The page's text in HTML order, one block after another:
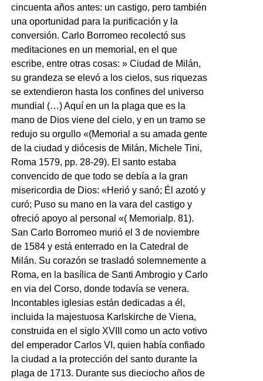
cincuenta años antes: un castigo, pero también
una oportunidad para la purificación y la
conversión. Carlo Borromeo recolectó sus
meditaciones en un memorial, en el que
escribe, entre otras cosas: » Ciudad de Milán,
su grandeza se elevó a los cielos, sus riquezas
se extendieron hasta los confines del universo
mundial (…) Aquí en un la plaga que es la
mano de Dios viene del cielo, y en un tramo se
redujo su orgullo «(Memorial a su amada gente
de la ciudad y diócesis de Milán, Michele Tini,
Roma 1579, pp. 28-29). El santo estaba
convencido de que todo se debía a la gran
misericordia de Dios: «Herió y sanó; Él azotó y
curó; Puso su mano en la vara del castigo y
ofreció apoyo al personal «( Memorialp. 81).
San Carlo Borromeo murió el 3 de noviembre
de 1584 y está enterrado en la Catedral de
Milán. Su corazón se trasladó solemnemente a
Roma, en la basílica de Santi Ambrogio y Carlo
en via del Corso, donde todavía se venera.
Incontables iglesias están dedicadas a él,
incluida la majestuosa Karlskirche de Viena,
construida en el siglo XVIII como un acto votivo
del emperador Carlos VI, quien había confiado
la ciudad a la protección del santo durante la
plaga de 1713. Durante sus dieciocho años de